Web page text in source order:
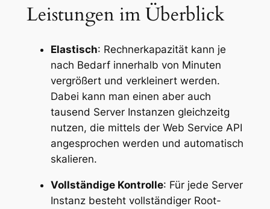
Leistungen im Überblick
Elastisch: Rechnerkapazität kann je
nach Bedarf innerhalb von Minuten
vergrößert und verkleinert werden.
Dabei kann man einen aber auch
tausend Server Instanzen gleichzeitg
nutzen, die mittels der Web Service API
angesprochen werden und automatisch
skalieren.
Vollständige Kontrolle: Für jede Server
Instanz besteht vollständiger Root-